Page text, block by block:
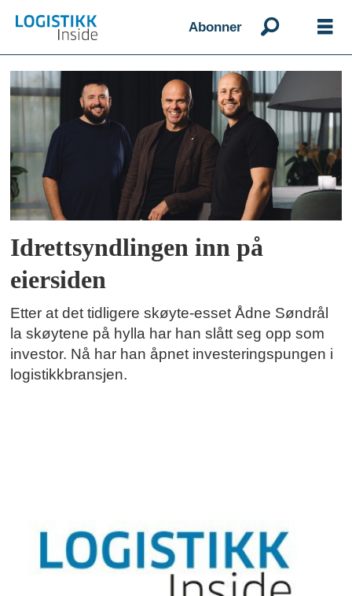
Abonner
Emne:
ådne
søndrål
Idrettsyndlingen inn på
eiersiden
Etter at det tidligere skøyte-esset Ådne Søndrål
la skøytene på hylla har han slått seg opp som
investor. Nå har han åpnet investeringspungen i
logistikkbransjen.